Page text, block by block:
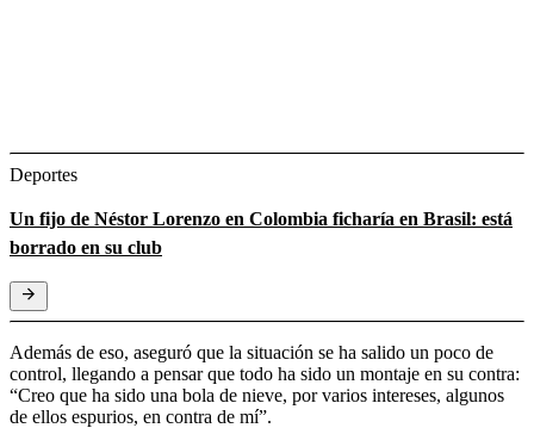
Deportes
Un fijo de Néstor Lorenzo en Colombia ficharía en Brasil: está
borrado en su club
Además de eso, aseguró que la situación se ha salido un poco de
control, llegando a pensar que todo ha sido un montaje en su contra:
“Creo que ha sido una bola de nieve, por varios intereses, algunos
de ellos espurios, en contra de mí”.